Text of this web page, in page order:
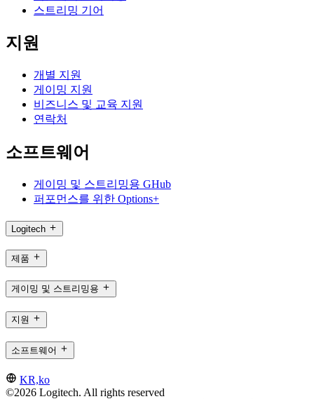
스트리밍 기어
지원
개별 지원
게이밍 지원
비즈니스 및 교육 지원
연락처
소프트웨어
게이밍 및 스트리밍용 GHub
퍼포먼스를 위한 Options+
Logitech
제품
게이밍 및 스트리밍용
지원
소프트웨어
KR,ko
©2026 Logitech. All rights reserved